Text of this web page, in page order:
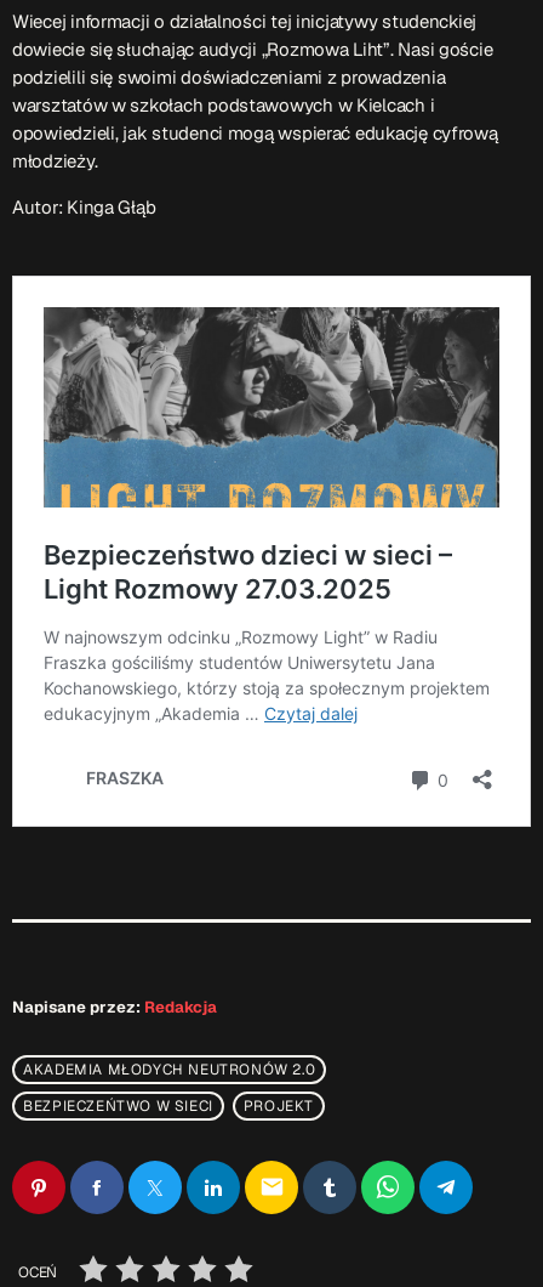
Wiecej informacji o działalności tej inicjatywy studenckiej
dowiecie się słuchając audycji „Rozmowa Liht”. Nasi goście
podzielili się swoimi doświadczeniami z prowadzenia
warsztatów w szkołach podstawowych w Kielcach i
opowiedzieli, jak studenci mogą wspierać edukację cyfrową
młodzieży.
Autor: Kinga Głąb
Napisane przez: Redakcja
AKADEMIA MŁODYCH NEUTRONÓW 2.0
BEZPIECZEŃTWO W SIECI
PROJEKT
email
OCEŃ